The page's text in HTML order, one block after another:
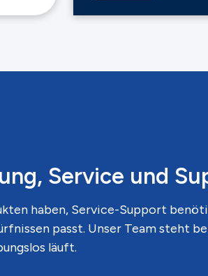
Service und
haben, Service-Support
passt. Unser Team steht
läuft.